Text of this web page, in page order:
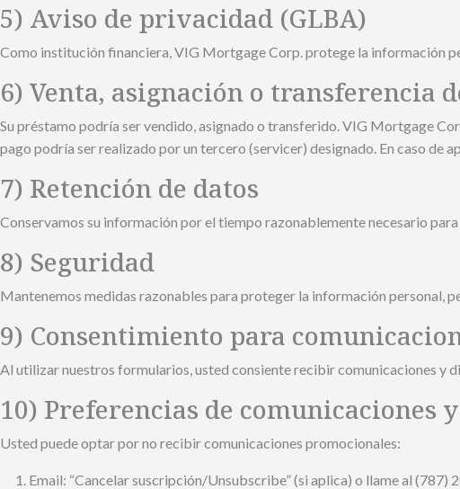
5) Aviso de privacidad (GLBA)
Como institución financiera, VIG Mortgage Corp. protege la información
6) Venta, asignación o transferencia
Su préstamo podría ser vendido, asignado o transferido. VIG Mortgage
pago podría ser realizado por un tercero (servicer) designado. En caso de
7) Retención de datos
Conservamos su información por el tiempo razonablemente necesario
8) Seguridad
Mantenemos medidas razonables para proteger la información personal,
9) Consentimiento para
Al utilizar nuestros formularios, usted consiente recibir comunicaciones y
10) Preferencias de comunicaciones
Usted puede optar por no recibir comunicaciones promocionales:
Email: “Cancelar suscripción/Unsubscribe” (si aplica) o llame al (787)